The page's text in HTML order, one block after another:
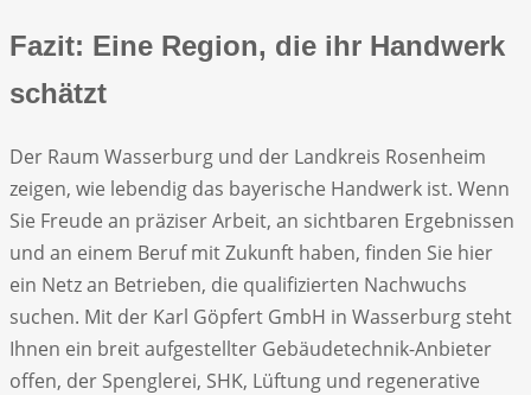
Fazit: Eine Region, die ihr Handwerk
schätzt
Der Raum Wasserburg und der Landkreis Rosenheim
zeigen, wie lebendig das bayerische Handwerk ist. Wenn
Sie Freude an präziser Arbeit, an sichtbaren Ergebnissen
und an einem Beruf mit Zukunft haben, finden Sie hier
ein Netz an Betrieben, die qualifizierten Nachwuchs
suchen. Mit der Karl Göpfert GmbH in Wasserburg steht
Ihnen ein breit aufgestellter Gebäudetechnik-Anbieter
offen, der Spenglerei, SHK, Lüftung und regenerative